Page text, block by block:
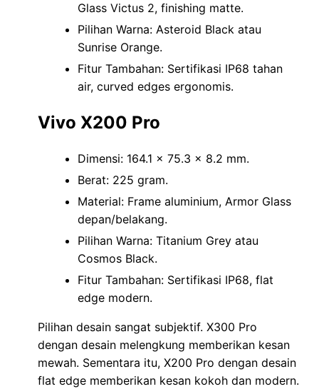
Glass Victus 2, finishing matte.
Pilihan Warna: Asteroid Black atau
Sunrise Orange.
Fitur Tambahan: Sertifikasi IP68 tahan
air, curved edges ergonomis.
Vivo X200 Pro
Dimensi: 164.1 x 75.3 x 8.2 mm.
Berat: 225 gram.
Material: Frame aluminium, Armor Glass
depan/belakang.
Pilihan Warna: Titanium Grey atau
Cosmos Black.
Fitur Tambahan: Sertifikasi IP68, flat
edge modern.
Pilihan desain sangat subjektif. X300 Pro
dengan desain melengkung memberikan kesan
mewah. Sementara itu, X200 Pro dengan desain
flat edge memberikan kesan kokoh dan modern.